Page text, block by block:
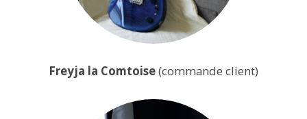
Freyja la Comtoise(commande client)